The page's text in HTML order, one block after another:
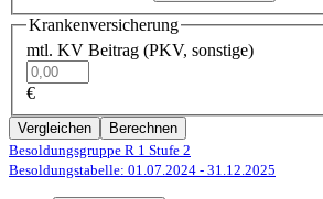
Krankenversicherung
mtl. KV Beitrag (PKV, sonstige)
€
Vergleichen
Berechnen
Besoldungsgruppe R 1 Stufe 2
Besoldungstabelle: 01.07.2024 - 31.12.2025